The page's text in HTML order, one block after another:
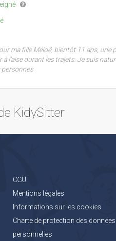
ma fille Méloë, bientôt 11 ans, une
à l'aise durant les trajets. Je suis
personnes
KidySitter
CGU
Mentions légales
Informations sur les cookies
Charte de protection des données
personnelles